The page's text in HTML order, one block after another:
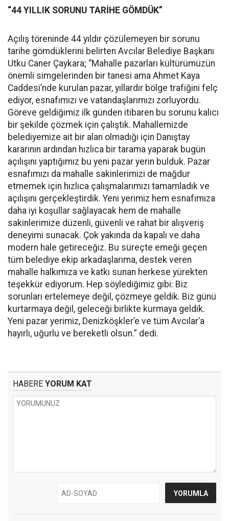
“44 YILLIK SORUNU TARİHE GÖMDÜK”
Açılış töreninde 44 yıldır çözülemeyen bir sorunu
tarihe gömdüklerini belirten Avcılar Belediye Başkanı
Utku Caner Çaykara; “Mahalle pazarları kültürümüzün
önemli simgelerinden bir tanesi ama Ahmet Kaya
Caddesi’nde kurulan pazar, yıllardır bölge trafiğini felç
ediyor, esnafımızı ve vatandaşlarımızı zorluyordu.
Göreve geldiğimiz ilk günden itibaren bu sorunu kalıcı
bir şekilde çözmek için çalıştık. Mahallemizde
belediyemize ait bir alan olmadığı için Danıştay
kararının ardından hızlıca bir tarama yaparak bugün
açılışını yaptığımız bu yeni pazar yerin bulduk. Pazar
esnafımızı da mahalle sakinlerimizi de mağdur
etmemek için hızlıca çalışmalarımızı tamamladık ve
açılışını gerçekleştirdik. Yeni yerimiz hem esnafımıza
daha iyi koşullar sağlayacak hem de mahalle
sakinlerimize düzenli, güvenli ve rahat bir alışveriş
deneyimi sunacak. Çok yakında da kapalı ve daha
modern hale getireceğiz. Bu süreçte emeği geçen
tüm belediye ekip arkadaşlarıma, destek veren
mahalle halkımıza ve katkı sunan herkese yürekten
teşekkür ediyorum. Hep söylediğimiz gibi: Biz
sorunları ertelemeye değil, çözmeye geldik. Biz günü
kurtarmaya değil, geleceği birlikte kurmaya geldik.
Yeni pazar yerimiz, Denizköşkler’e ve tüm Avcılar’a
hayırlı, uğurlu ve bereketli olsun.” dedi.
HABERE YORUM KAT